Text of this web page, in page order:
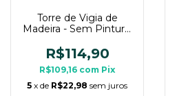
Torre de Vigia de
Madeira - Sem Pintura,
Para RPG de Mesa
R$114,90
R$109,16 com Pix
5 x de R$22,98 sem juros